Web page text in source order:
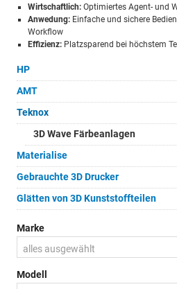
Wirtschaftlich: Optimiertes Agent- und
Anwedung: Einfache und sichere
Workflow
Effizienz: Platzsparend bei höchstem
HP
AMT
Teknox
3D Wave Färbeanlagen
Materialise
Gebrauchte 3D Drucker
Glätten von 3D Kunststoffteilen
Marke
alles ausgewählt
Modell